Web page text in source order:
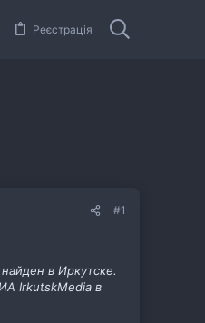
Реєстрація
#1
в Иркутске.
IrkutskMedia в